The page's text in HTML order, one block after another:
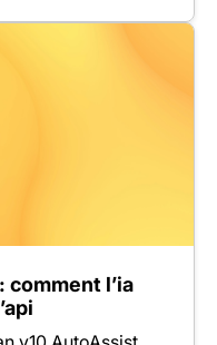
comment l’ia